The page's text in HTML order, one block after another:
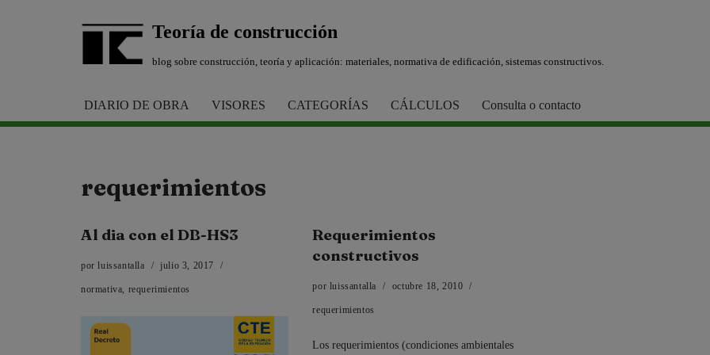
Teoría de construcción
blog sobre construcción, teoría y aplicación: materiales, normativa de edificación, sistemas constructivos.
DIARIO DE OBRA VISORES CATEGORÍAS CÁLCULOS Consulta o contacto
requerimientos
Al dia con el DB-HS3
porluissantalla julio 3, 2017
normativa, requerimientos
Requerimientos
constructivos
por luissantalla octubre 18, 2010
requerimientos
Los requerimientos (condiciones ambientales